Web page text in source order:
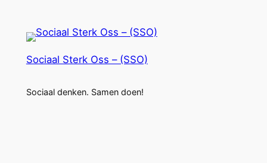
Sociaal Sterk Oss – (SSO)
Sociaal denken. Samen doen!